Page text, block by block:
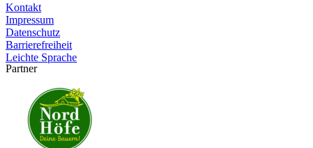
Kontakt
Impressum
Datenschutz
Barrierefreiheit
Leichte Sprache
Partner